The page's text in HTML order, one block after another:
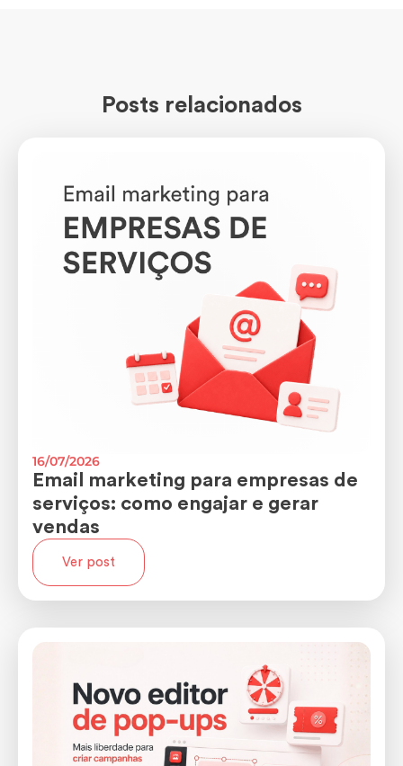
Posts relacionados
16/07/2026
Email marketing para empresas de
serviços: como engajar e gerar
vendas
Ver post